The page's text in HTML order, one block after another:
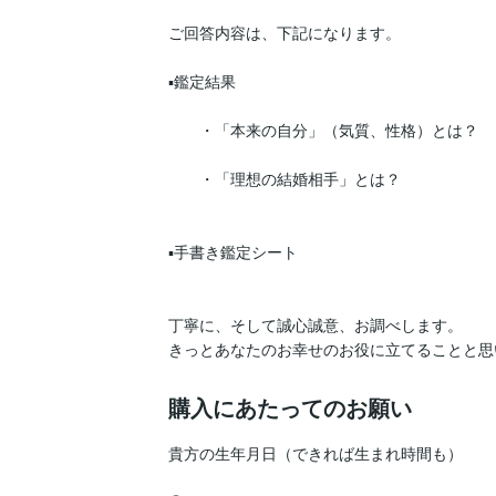
ご回答内容は、下記になります。
▪️鑑定結果
・「本来の自分」（気質、性格）とは？
・「理想の結婚相手」とは？
▪️手書き鑑定シート
丁寧に、そして誠心誠意、お調べします。
きっとあなたのお幸せのお役に立てることと
購入にあたってのお願い
貴方の生年月日（できれば生まれ時間も）